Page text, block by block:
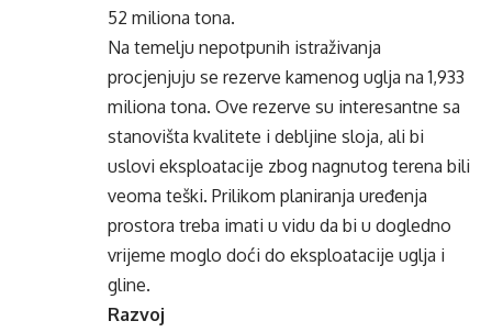
52 miliona tona.
Na temelju nepotpunih istraživanja
procjenjuju se rezerve kamenog uglja na 1,933
miliona tona. Ove rezerve su interesantne sa
stanovišta kvalitete i debljine sloja, ali bi
uslovi eksploatacije zbog nagnutog terena bili
veoma teški. Prilikom planiranja uređenja
prostora treba imati u vidu da bi u dogledno
vrijeme moglo doći do eksploatacije uglja i
gline.
Razvoj